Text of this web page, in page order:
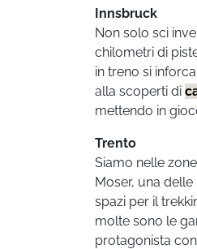
Innsbruck
Non solo sci
chilometri di
in treno si
alla scoperti di
mettendo in
Trento
Siamo nelle
Moser, una
spazi per il
molte sono le
protagonista con